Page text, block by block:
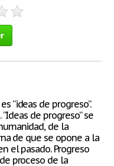
“ideas de progreso”.
de progreso” se
de la
de que se opone a la
el pasado. Progreso
proceso de la